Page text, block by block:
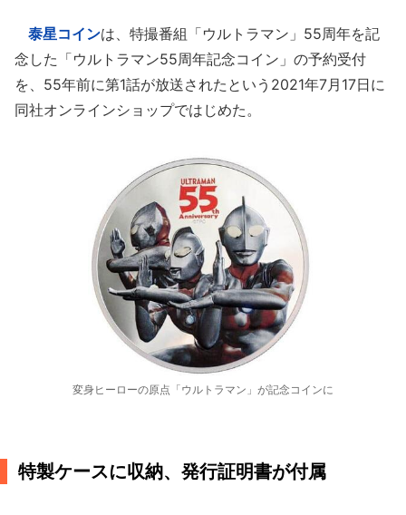
泰星コインは、特撮番組「ウルトラマン」55周年を記
念した「ウルトラマン55周年記念コイン」の予約受付
を、55年前に第1話が放送されたという2021年7月17日に
同社オンラインショップではじめた。
変身ヒーローの原点「ウルトラマン」が記念コインに
特製ケースに収納、発行証明書が付属